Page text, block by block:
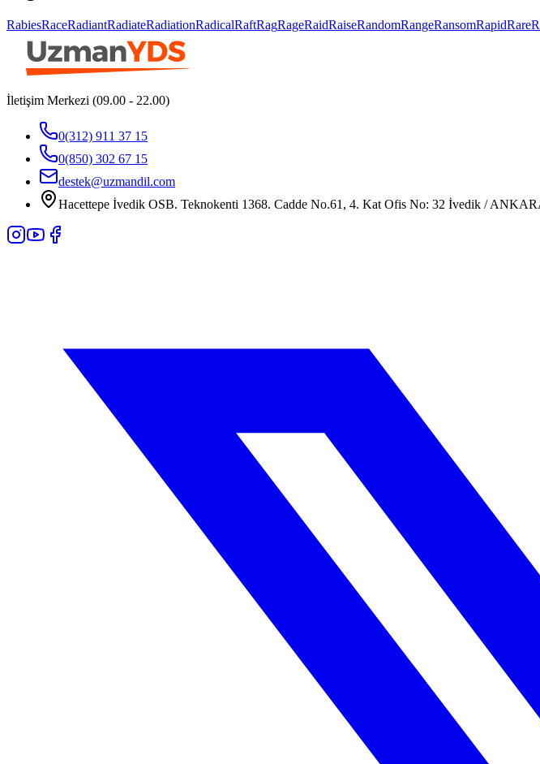
RabiesRaceRadiantRadiateRadiationRadicalRaftRagRageRaidRaiseRandomRangeRansomRapidRare
İletişim Merkezi (09.00 - 22.00)
0(312) 911 37 15
0(850) 302 67 15
destek@uzmandil.com
Hacettepe İvedik OSB. Teknokenti 1368. Cadde No.61, 4. Kat Ofis No: 32 İvedik /